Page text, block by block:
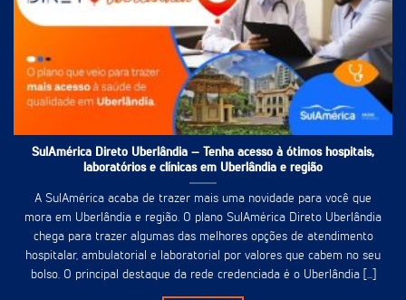
SulAmérica Direto Uberlândia – Tenha acesso à ótimos hospitais,
laboratórios e clínicas em Uberlândia e região
A SulAmérica acaba de trazer mais uma novidade para você que
mora em Uberlândia e região. O plano SulAmérica Direto Uberlândia
chega para trazer algumas das melhores opções de atendimento
hospitalar, ambulatorial e laboratorial por valores que cabem no seu
bolso. O principal destaque da rede credenciada é o Uberlândia [...]